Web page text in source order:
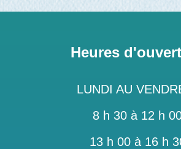
Heures
LUNDI AU
8 h 30 à 12 h
13 h 00 à 16 h